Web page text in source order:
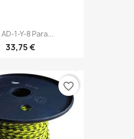
1-Y-8 Para...
33,75 €
favorite_border